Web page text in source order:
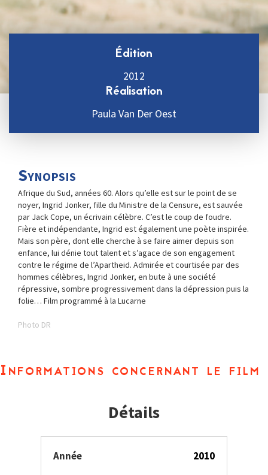
Édition
2012
Réalisation
Paula Van Der Oest
Synopsis
Afrique du Sud, années 60. Alors qu’elle est sur le point de se
noyer, Ingrid Jonker, fille du Ministre de la Censure, est sauvée
par Jack Cope, un écrivain célèbre. C’est le coup de foudre.
Fière et indépendante, Ingrid est également une poète inspirée.
Mais son père, dont elle cherche à se faire aimer depuis son
enfance, lui dénie tout talent et s’agace de son engagement
contre le régime de l’Apartheid. Admirée et courtisée par des
hommes célèbres, Ingrid Jonker, en bute à une société
répressive, sombre progressivement dans la dépression puis la
folie… Film programmé à la Lucarne
Photo DR
Informations concernant le film
Détails
Année 2010